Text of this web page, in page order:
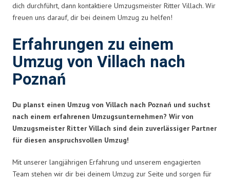
dich durchführt, dann kontaktiere Umzugsmeister Ritter Villach. Wir
freuen uns darauf, dir bei deinem Umzug zu helfen!
Erfahrungen zu einem
Umzug von Villach nach
Poznań
Du planst einen Umzug von Villach nach Poznań und suchst
nach einem erfahrenen Umzugsunternehmen? Wir von
Umzugsmeister Ritter Villach sind dein zuverlässiger Partner
für diesen anspruchsvollen Umzug!
Mit unserer langjährigen Erfahrung und unserem engagierten
Team stehen wir dir bei deinem Umzug zur Seite und sorgen für